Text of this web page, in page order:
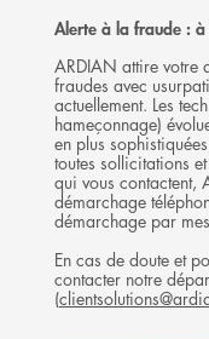
Alerte à la fraude :
ARDIAN attire votre
fraudes avec
actuellement. Les
hameçonnage)
en plus
toutes sollicitations
qui vous contactent,
démarchage
démarchage par
En cas de doute et
contacter notre
(
Follow
Ardian
on
X
Follow
Ardian
on
LinkedIn
Follow
Ardian
on
YouTube
Ardian
on
Jobs
on
LinkedIn
L'ÉQUIPE
PRIVATE